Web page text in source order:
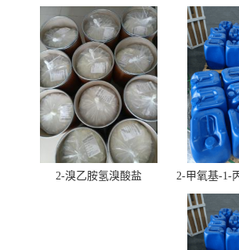
2-溴乙胺氢溴酸盐 2-甲氧基-1-